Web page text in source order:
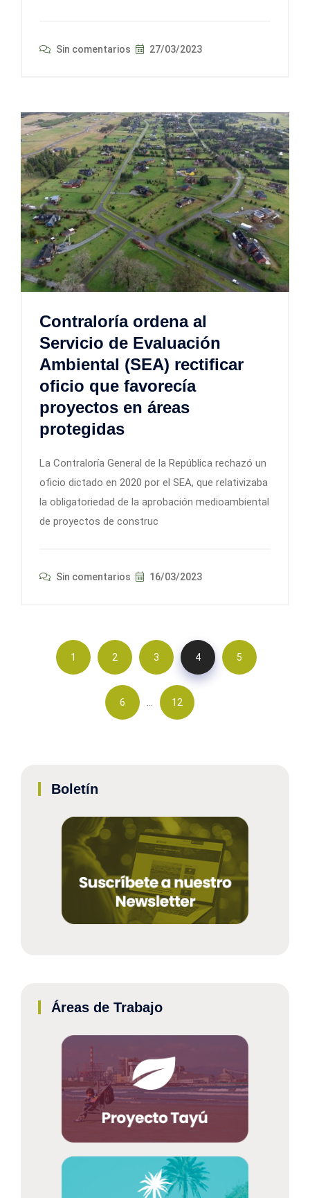
Sin comentarios 27/03/2023
Contraloría ordena al
Servicio de Evaluación
Ambiental (SEA) rectificar
oficio que favorecía
proyectos en áreas
protegidas
La Contraloría General de la República rechazó un
oficio dictado en 2020 por el SEA, que relativizaba
la obligatoriedad de la aprobación medioambiental
de proyectos de construc
Sin comentarios 16/03/2023
1 2 3 4 5
6 12
Boletín
Áreas de Trabajo